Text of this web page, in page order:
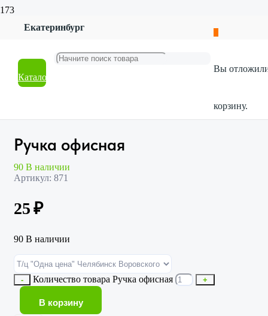
Екатеринбург
Каталог
Вы
корзину.
Канцтовары
Ручка офисная
Ручка офисная
90 В наличии
Артикул: 871
25₽
90 В наличии
- Количество товара Ручка офисная +
В корзину